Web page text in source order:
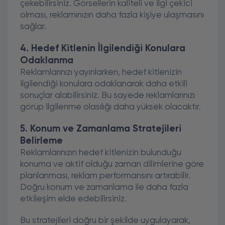
çekebilirsiniz. Görsellerin kaliteli ve ilgi çekici
olması, reklamınızın daha fazla kişiye ulaşmasını
sağlar.
4. Hedef Kitlenin İlgilendiği Konulara
Odaklanma
Reklamlarınızı yayınlarken, hedef kitlenizin
ilgilendiği konulara odaklanarak daha etkili
sonuçlar alabilirsiniz. Bu sayede reklamlarınızı
görüp ilgilenme olasılığı daha yüksek olacaktır.
5. Konum ve Zamanlama Stratejileri
Belirleme
Reklamlarınızın hedef kitlenizin bulunduğu
konuma ve aktif olduğu zaman dilimlerine göre
planlanması, reklam performansını artırabilir.
Doğru konum ve zamanlama ile daha fazla
etkileşim elde edebilirsiniz.
Bu stratejileri doğru bir şekilde uygulayarak,